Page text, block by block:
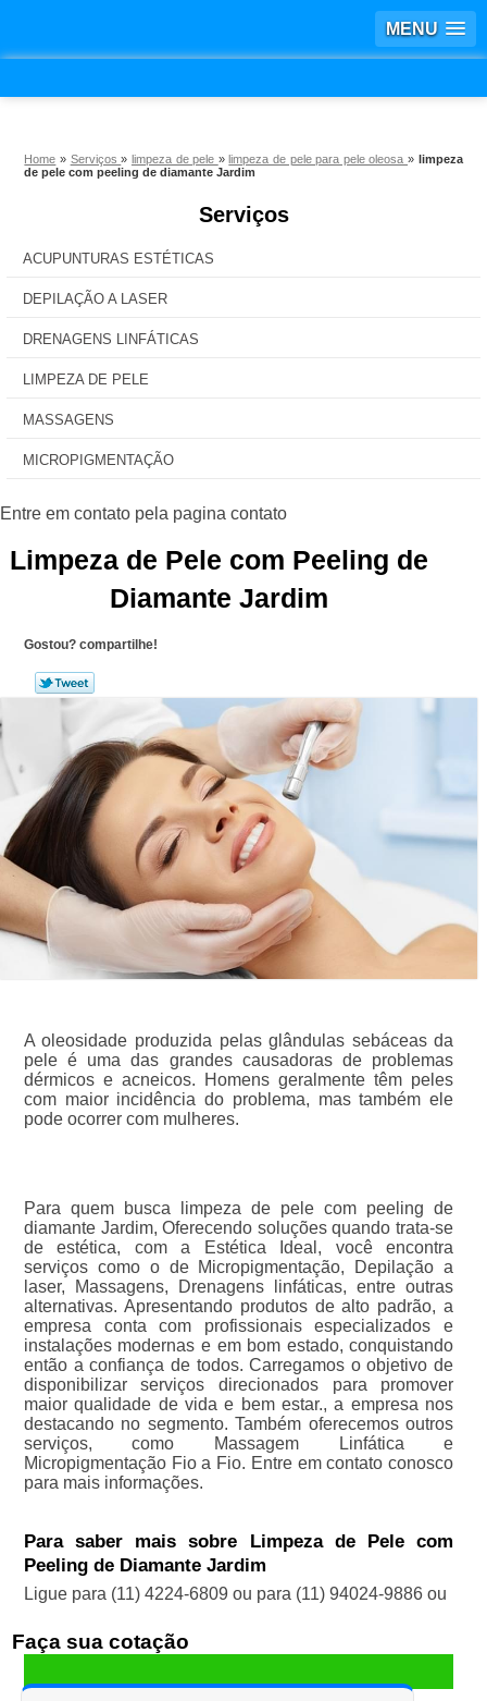
MENU
Home » Serviços» limpeza de pele »limpeza de pele para pele oleosa» limpeza
de pele com peeling de diamante Jardim
Serviços
ACUPUNTURAS ESTÉTICAS
DEPILAÇÃO A LASER
DRENAGENS LINFÁTICAS
LIMPEZA DE PELE
MASSAGENS
MICROPIGMENTAÇÃO
Limpeza de Pele com Peeling de
Diamante Jardim
Gostou? compartilhe!
A oleosidade produzida pelas glândulas sebáceas da
pele é uma das grandes causadoras de problemas
dérmicos e acneicos. Homens geralmente têm peles
com maior incidência do problema, mas também ele
pode ocorrer com mulheres.
Para quem busca limpeza de pele com peeling de
diamante Jardim, Oferecendo soluções quando trata-se
de estética, com a Estética Ideal, você encontra
serviços como o de Micropigmentação, Depilação a
laser, Massagens, Drenagens linfáticas, entre outras
alternativas. Apresentando produtos de alto padrão, a
empresa conta com profissionais especializados e
instalações modernas e em bom estado, conquistando
então a confiança de todos. Carregamos o objetivo de
disponibilizar serviços direcionados para promover
maior qualidade de vida e bem estar., a empresa nos
destacando no segmento. Também oferecemos outros
serviços, como Massagem Linfática e
Micropigmentação Fio a Fio. Entre em contato conosco
para mais informações.
Para saber mais sobre Limpeza de Pele com
Peeling de Diamante Jardim
Ligue para (11) 4224-6809 ou para (11) 94024-9886ou
Faça sua cotação